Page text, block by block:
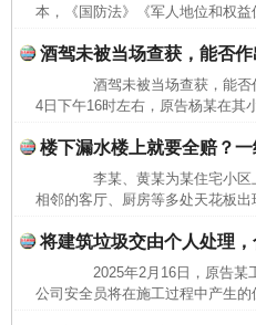
本，《国防法》《军人地位和权
酒驾未被当场查获，能否作
酒驾未被当场查获，能
4日下午16时左右，原告杨某在其
楼下漏水楼上就要全赔？
李某、黄某为某住宅小区
相邻的客厅、厨房等多处天花板
将建筑垃圾交由个人处理，
2025年2月16日，原告某工
公司安全员将在施工过程中产生